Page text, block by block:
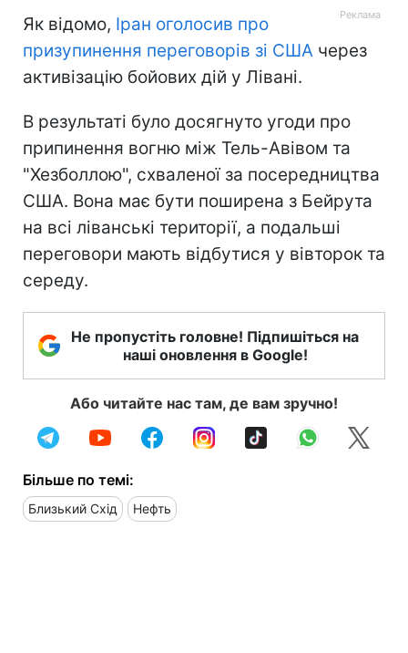
Як відомо, Іран оголосив про
призупинення переговорів зі США через
активізацію бойових дій у Лівані.
В результаті було досягнуто угоди про
припинення вогню між Тель-Авівом та
"Хезболлою", схваленої за посередництва
США. Вона має бути поширена з Бейрута
на всі ліванські території, а подальші
переговори мають відбутися у вівторок та
середу.
Не пропустіть головне! Підпишіться на
наші оновлення в Google!
Або читайте нас там, де вам зручно!
Більше по темі:
Близький Схід Нефть